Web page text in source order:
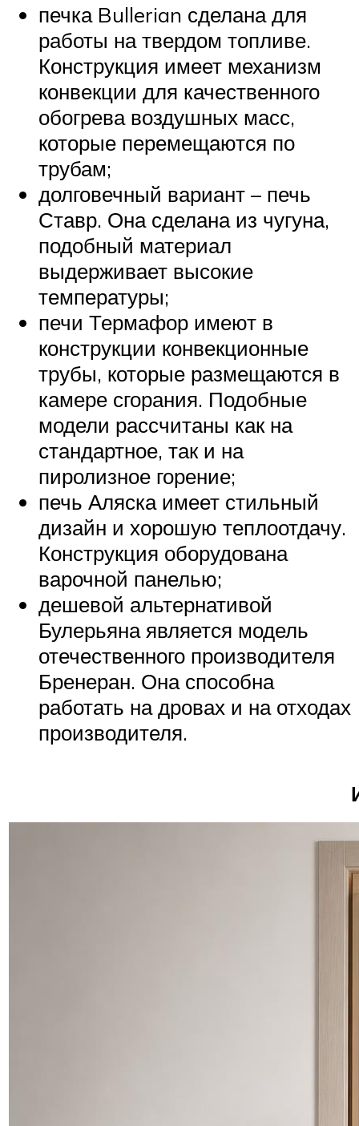
печка Bullerian сделана для
работы на твердом топливе.
Конструкция имеет механизм
конвекции для качественного
обогрева воздушных масс,
которые перемещаются по
трубам;
долговечный вариант – печь
Ставр. Она сделана из чугуна,
подобный материал
выдерживает высокие
температуры;
печи Термафор имеют в
конструкции конвекционные
трубы, которые размещаются в
камере сгорания. Подобные
модели рассчитаны как на
стандартное, так и на
пиролизное горение;
печь Аляска имеет стильный
дизайн и хорошую теплоотдачу.
Конструкция оборудована
варочной панелью;
дешевой альтернативой
Булерьяна является модель
отечественного производителя
Бренеран. Она способна
работать на дровах и на отходах
производителя.